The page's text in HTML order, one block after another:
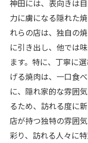
神田には、表向きは
力に虜になる隠れた
れらの店は、独自の
に引き出し、他では
ます。特に、丁寧に
げる焼肉は、一口食
に、隠れ家的な雰囲
るため、訪れる度に
店が持つ独特の雰囲
彩り、訪れる人々に